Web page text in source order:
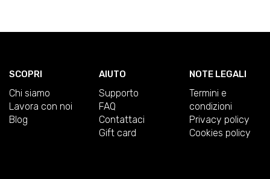
SCOPRI
Chi siamo
Lavora con noi
Blog
AIUTO
Supporto
FAQ
Contattaci
Gift card
NOTE LEGALI
Termini e
condizioni
Privacy policy
Cookies policy